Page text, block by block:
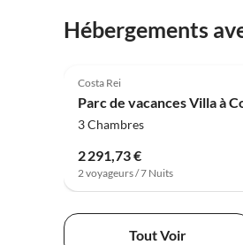
Hébergements
Costa Rei
Parc de vacances Villa à
3 Chambres
2 291,73 €
2 voyageurs / 7 Nuits
Tout Voir